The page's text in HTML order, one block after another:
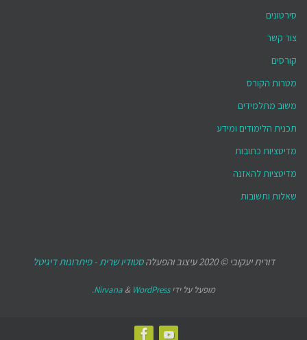
סירטונים
צור קשר
קורסים
מטרות הקורס
משוב מתלמידים
תכנית הלימודים ומידע
מדיטציות כתובות
מדיטציות להאזנה
שאלות ותשובות
דורית יעקובי © 2020 עיצוב והפעלה סטודיו שרית - פיתרונות דיגיטל
מופעל על ידי Nirvana & WordPress.